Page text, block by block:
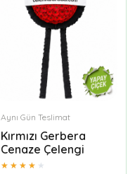
Aynı Gün Teslimat
Kırmızı Gerbera
Cenaze Çelengi